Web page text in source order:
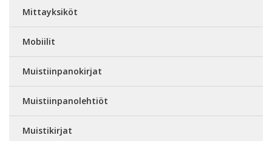
Mittayksiköt
Mobiilit
Muistiinpanokirjat
Muistiinpanolehtiöt
Muistikirjat